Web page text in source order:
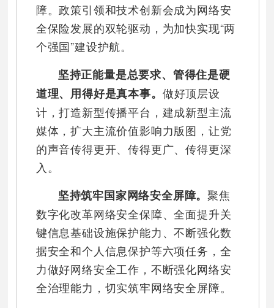
障。政策引领和技术创新会成为网络安
全保险发展的双轮驱动，为加快实现“两
个强国”建设护航。
坚持正能量是总要求、管得住是硬
道理、用得好是真本事。 做好顶层设
计，打造新型传播平台，建成新型主流
媒体，扩大主流价值影响力版图，让党
的声音传得更开、传得更广、传得更深
入。
坚持筑牢国家网络安全屏障。聚焦
数字化改革网络安全保障、全面提升关
键信息基础设施保护能力、不断强化数
据安全和个人信息保护等六项任务，全
力做好网络安全工作，不断强化网络安
全治理能力，切实筑牢网络安全屏障。